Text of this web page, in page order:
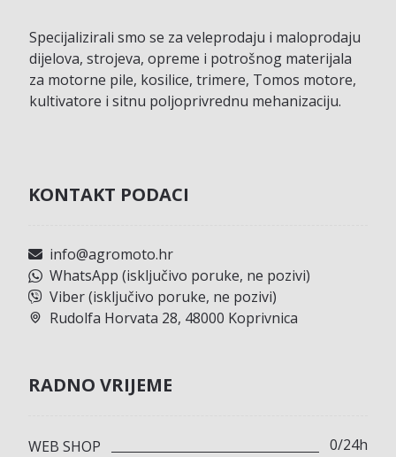
Specijalizirali smo se za veleprodaju i maloprodaju
dijelova, strojeva, opreme i potrošnog materijala
za motorne pile, kosilice, trimere, Tomos motore,
kultivatore i sitnu poljoprivrednu mehanizaciju.
KONTAKT PODACI
info@agromoto.hr
WhatsApp (isključivo poruke, ne pozivi)
Viber (isključivo poruke, ne pozivi)
Rudolfa Horvata 28, 48000 Koprivnica
RADNO VRIJEME
WEB SHOP
0/24h